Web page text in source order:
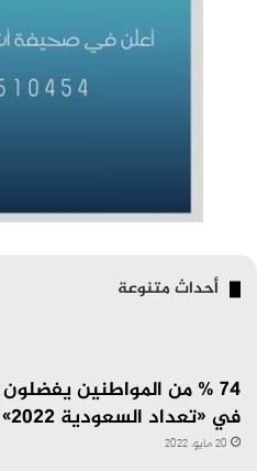
أحداث متنوعة
74 % من المواطنين
في «تعداد السعودية 2022»
20 مايو، 2022